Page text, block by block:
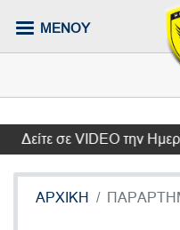
ΜΕΝΟΥ
σε VIDEO την
ΑΡΧΙΚΗ